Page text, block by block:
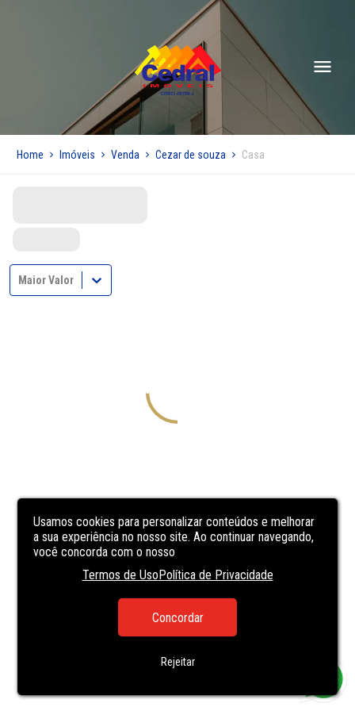
Usamos cookies para personalizar conteúdos e melhorar
a sua experiência no nosso site. Ao continuar navegando,
você concorda com o nosso
Termos de UsoPolítica de Privacidade
Concordar
Rejeitar
Home Imóveis Venda Cezar de souza Casa
Maior Valor